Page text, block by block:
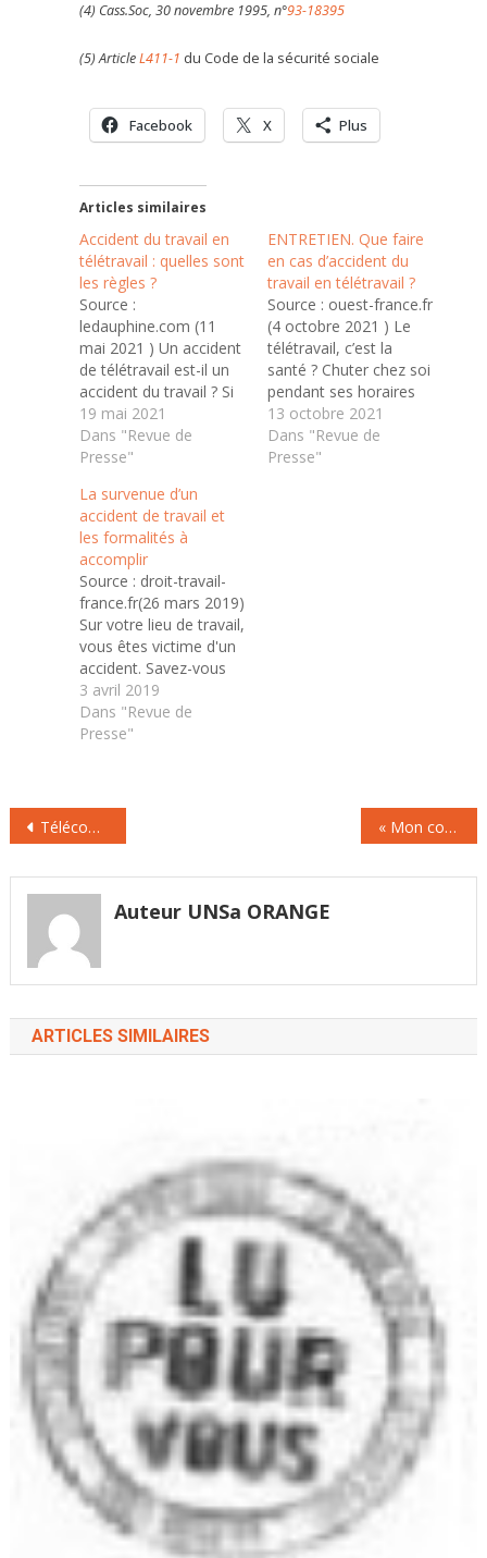
(4) Cass.Soc, 30 novembre 1995, n°93-18395
(5) ArticleL411-1 du Code de la sécurité sociale
Facebook X Plus
Articles similaires
Accident du travail en
télétravail : quelles sont
les règles ?
Source :
ledauphine.com (11
mai 2021 ) Un accident
de télétravail est-il un
accident du travail ? Si
oui, quelles démarches
accomplir ? Votre
employeur peut-il
accident survenu en
télétravail ? Le Code du
travail est très clair : «
un accident survenu
sur le lieu où est…
19 mai 2021
Dans "Revue de
Presse"
ENTRETIEN. Que faire
en cas d’accident du
travail en télétravail ?
Source : ouest-france.fr
(4 octobre 2021 ) Le
télétravail, c’est la
santé ? Chuter chez soi
pendant ses horaires
de télétravail, c’est bien
un accident du travail.
Que faire dans ce cas ?
13 octobre 2021
Dans "Revue de
Presse"
La survenue d’un
accident de travail et
les formalités à
accomplir
Source : droit-travail-
france.fr(26 mars 2019)
Sur votre lieu de travail,
vous êtes victime d'un
accident. Savez-vous
quelles formalités sont
à accomplir pour être
en conformité avec la
de travail ? L'accident
de travail en quelques
3 avril 2019
Dans "Revue de
Presse"
Navigation
de
l’article
Télécoms : le prix du cuivre, nouvelle pomme de discorde « Mon conjoint fait un burn-out » : comment réagir et l’aider
Auteur UNSa ORANGE
ARTICLES SIMILAIRES